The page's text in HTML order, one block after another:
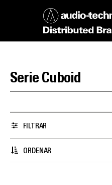
Serie Cuboid
ORDENAR
FILTRAR